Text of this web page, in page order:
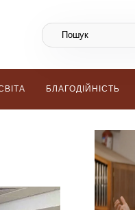
БЛАГОДІЙНІСТЬ